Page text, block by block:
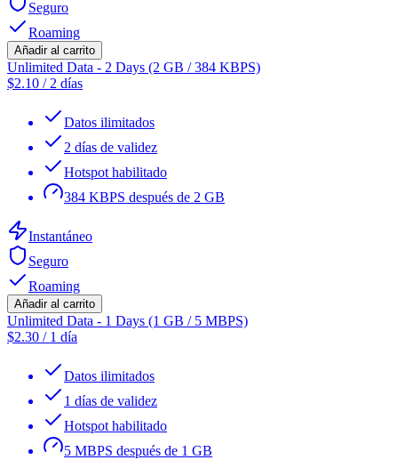
Seguro
Roaming
Añadir al carrito
Unlimited Data - 2 Days (2 GB / 384 KBPS)
$2.10 / 2 días
Datos ilimitados
2 días de validez
Hotspot habilitado
384 KBPS después de 2 GB
Instantáneo
Seguro
Roaming
Añadir al carrito
Unlimited Data - 1 Days (1 GB / 5 MBPS)
$2.30 / 1 día
Datos ilimitados
1 días de validez
Hotspot habilitado
5 MBPS después de 1 GB